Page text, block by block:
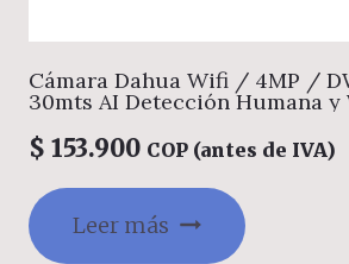
Cámara Dahua Wifi / 4MP /
30mts AI Detección Humana y
Web, PoE, Alarma por Sonido
Audio vidireccional, Soporta
256GB Gestion desde la App
$ 153.900 COP (antes de IVA)
Leer más